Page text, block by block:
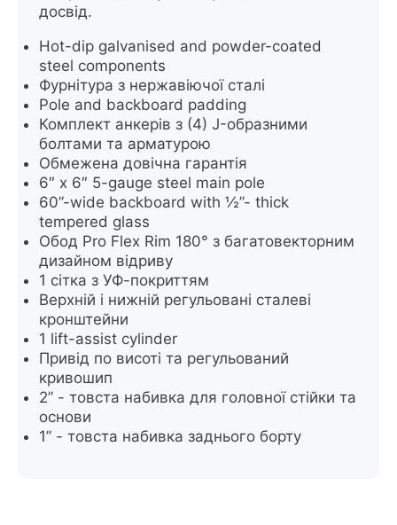
досвід.
Hot-dip galvanised and powder-coated
steel components
Фурнітура з нержавіючої сталі
Pole and backboard padding
Комплект анкерів з (4) J-образними
болтами та арматурою
Обмежена довічна гарантія
6″ x 6″ 5-gauge steel main pole
60”-wide backboard with ½”- thick
tempered glass
Обод Pro Flex Rim 180° з багатовекторним
дизайном відриву
1 сітка з УФ-покриттям
Верхній і нижній регульовані сталеві
кронштейни
1 lift-assist cylinder
Привід по висоті та регульований
кривошип
2” - товста набивка для головної стійки та
основи
1” - товста набивка заднього борту